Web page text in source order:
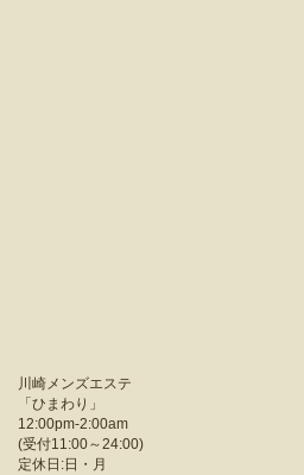
川崎メンズエステ
「ひまわり 」
12:00pm-2:00am
(受付11:00～24:00)
定休日:日・月